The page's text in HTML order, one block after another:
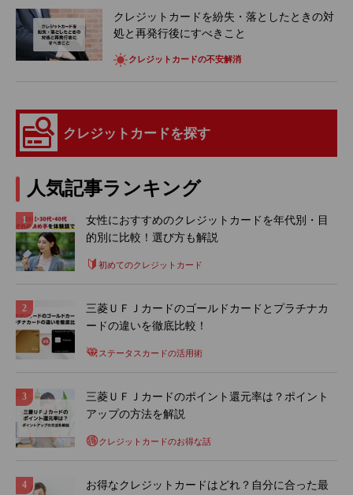
クレジットカードを紛失・落としたときの対
処と再発行後にすべきこと
クレジットカードの不安解消
クレジットカードを探す
人気記事ランキング
女性におすすめのクレジットカードを年代別・目
的別に比較！選び方も解説
初めてのクレジットカード
三菱ＵＦＪカードのゴールドカードとプラチナカ
ードの違いを徹底比較！
ステータスカードの活用術
三菱ＵＦＪカードのポイント還元率は？ポイント
アップの方法を解説
クレジットカードのお得な話
お得なクレジットカードはどれ？自分に合った最